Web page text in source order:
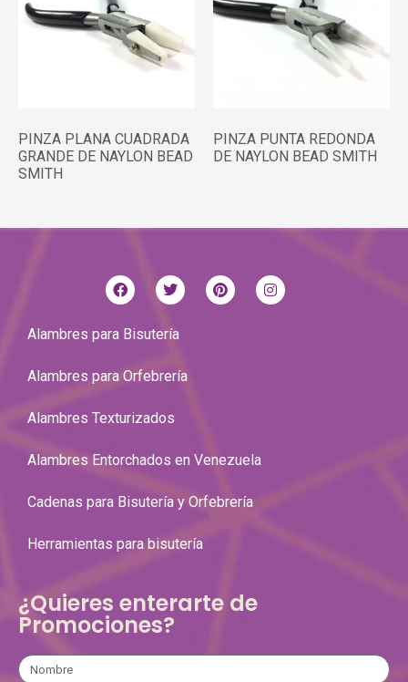
PINZA PLANA CUADRADA
GRANDE DE NAYLON BEAD
SMITH
PINZA PUNTA REDONDA
DE NAYLON BEAD SMITH
Alambres para Bisutería
Alambres para Orfebrería
Alambres Texturizados
Alambres Entorchados en Venezuela
Cadenas para Bisutería y Orfebrería
Herramientas para bisutería
¿Quieres enterarte de
Promociones?